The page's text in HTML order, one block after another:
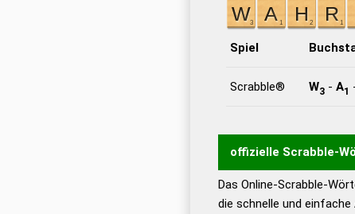
Spiel
Scrabble® W3- A1
offizielle Scrabble-
Wortwurzel liefert mit
Das Online-Scrabble-
die schnelle und